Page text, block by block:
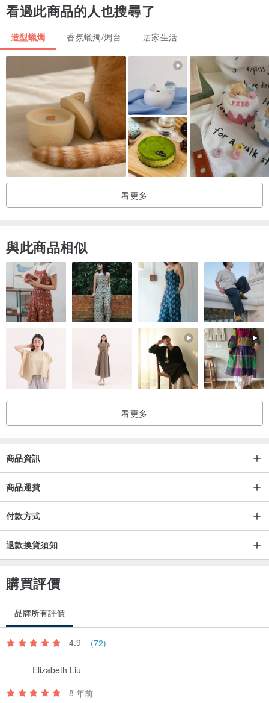
看過此商品的人也搜尋了
造型蠟燭 香氛蠟燭/燭台 居家生活
看更多
與此商品相似
看更多
商品資訊
商品運費
付款方式
退款換貨須知
購買評價
品牌所有評價
4.9 (72)
Elizabeth Liu
8 年前